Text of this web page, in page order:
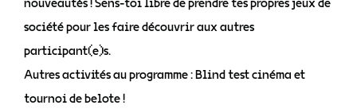
société pour les faire découvrir aux autres
participant(e)s.
Autres activités au programme : Blind test cinéma et
tournoi de belote !